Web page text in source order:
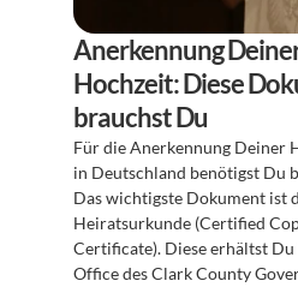
Anerkennung
Hochzeit: Diese
brauchst Du
Für die Anerkennung Deiner
in Deutschland benötigst Du
Das wichtigste Dokument ist
Heiratsurkunde (Certified
Certificate). Diese erhältst